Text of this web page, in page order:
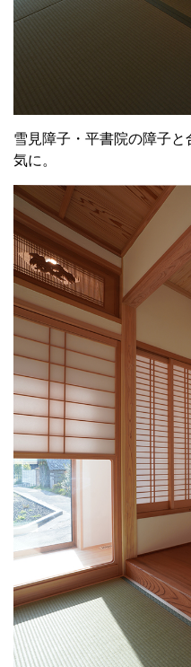
雪見障子・平書院の障子
気に。